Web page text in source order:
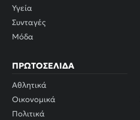
Υγεία
Συνταγές
Μόδα
ΠΡΩΤΟΣΈΛΙΔΑ
Αθλητικά
Οικονομικά
Πολιτικά